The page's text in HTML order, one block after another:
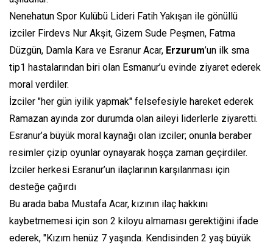
Nenehatun Spor Kulübü Lideri Fatih Yakışan ile gönüllü
izciler Firdevs Nur Akşit, Gizem Sude Peşmen, Fatma
Düzgün, Damla Kara ve Esranur Acar, Erzurum’un ilk sma
tip1 hastalarından biri olan Esmanur’u evinde ziyaret ederek
moral verdiler.
İzciler "her gün iyilik yapmak" felsefesiyle hareket ederek
Ramazan ayında zor durumda olan aileyi liderlerle ziyaretti.
Esranur’a büyük moral kaynağı olan izciler; onunla beraber
resimler çizip oyunlar oynayarak hoşça zaman geçirdiler.
İzciler herkesi Esranur’un ilaçlarının karşılanması için
desteğe çağırdı
Bu arada baba Mustafa Acar, kızının ilaç hakkını
kaybetmemesi için son 2 kiloyu almaması gerektiğini ifade
ederek, "Kızım henüz 7 yaşında. Kendisinden 2 yaş büyük